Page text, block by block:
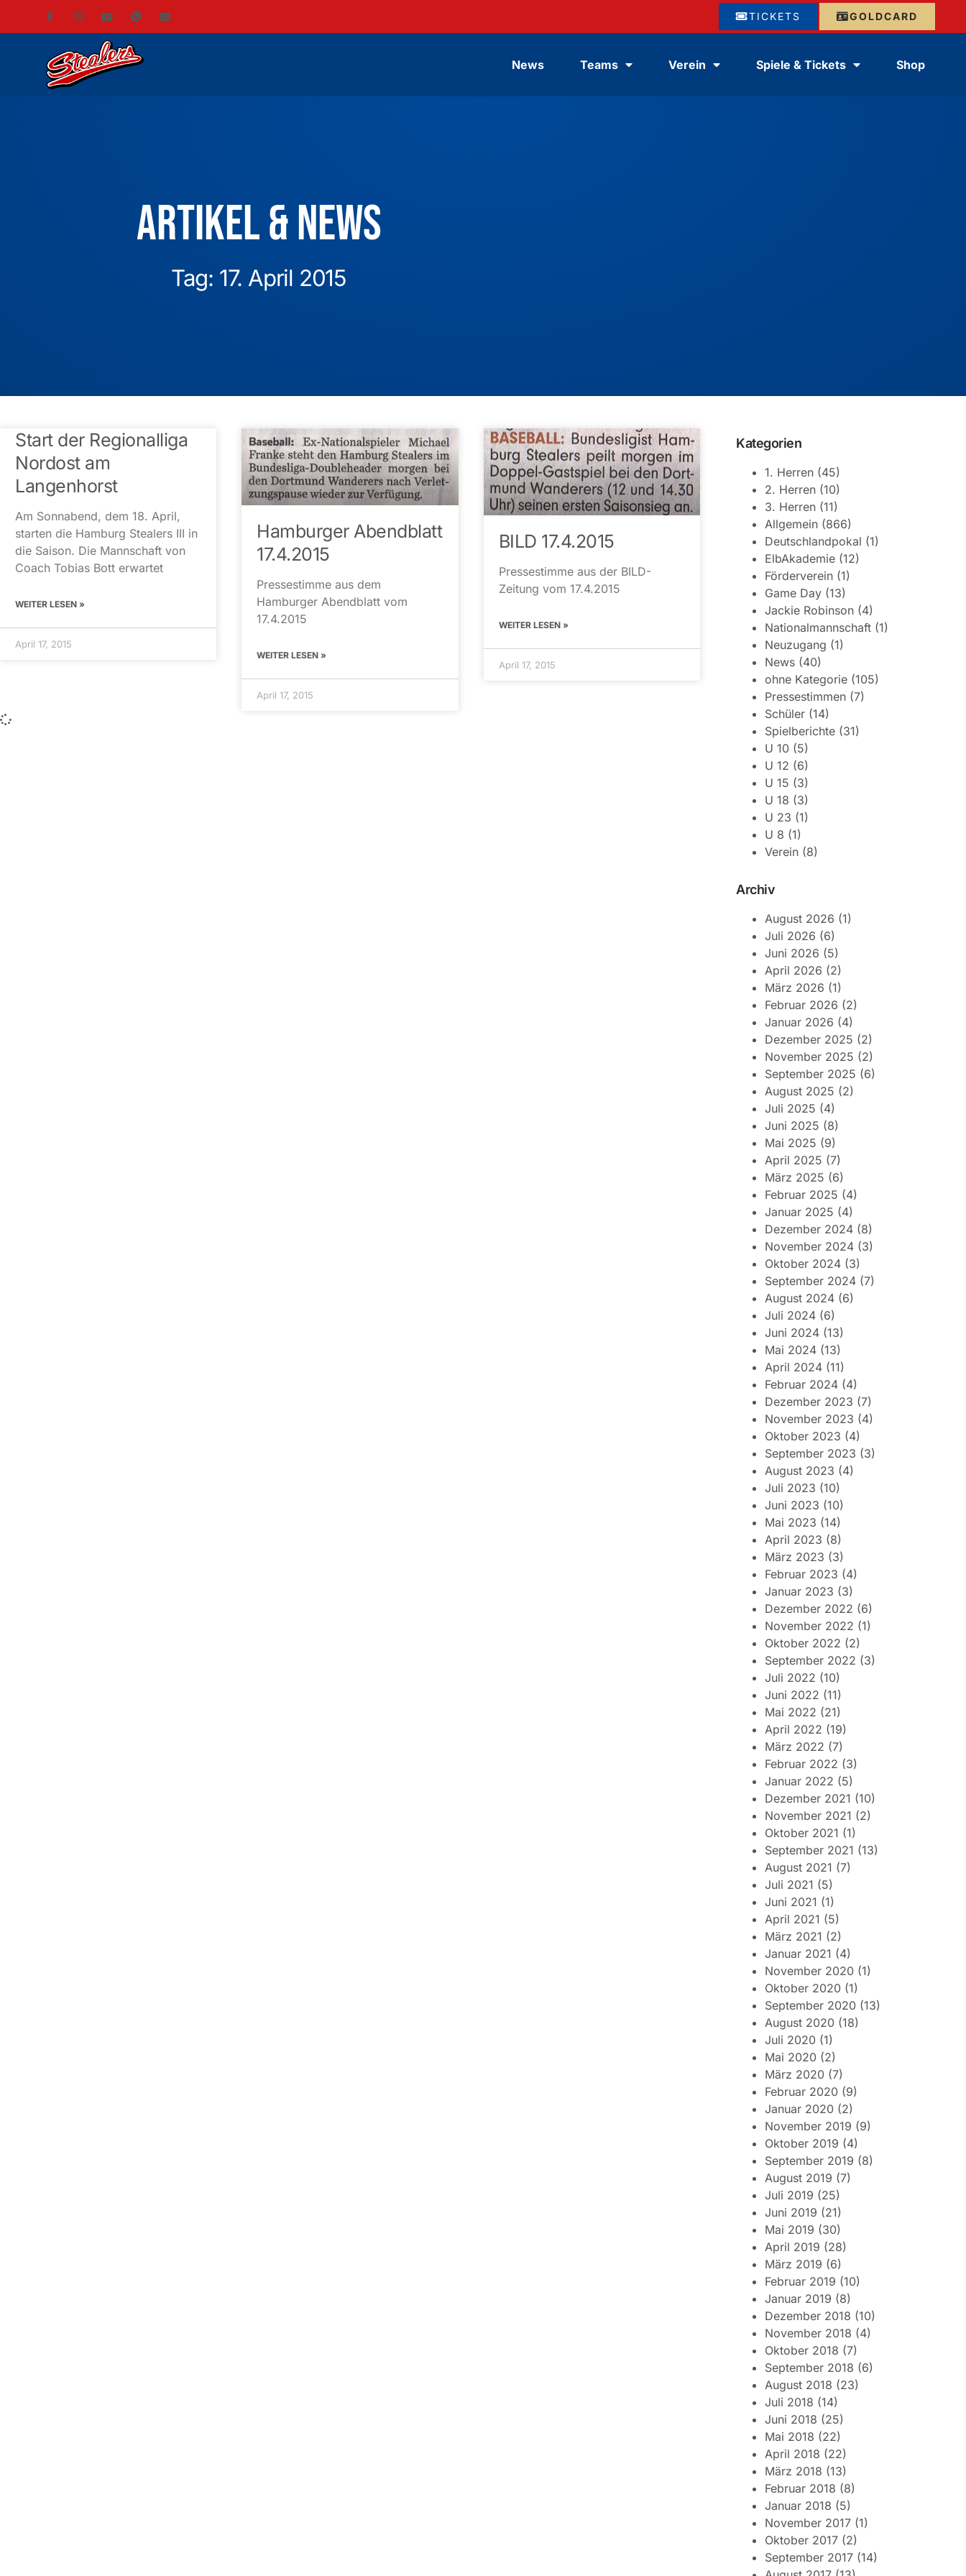
GOLDCARD
TICKETS
News Teams Verein Spiele & Tickets Shop
Artikel & News
Tag: 17. April 2015
Start der Regionalliga
Nordost am
Langenhorst
Am Sonnabend, dem 18. April,
starten die Hamburg Stealers III in
die Saison. Die Mannschaft von
Coach Tobias Bott erwartet
WEITER LESEN »
April 17, 2015
Hamburger Abendblatt
17.4.2015
Pressestimme aus dem
Hamburger Abendblatt vom
17.4.2015
WEITER LESEN »
April 17, 2015
BILD 17.4.2015
Pressestimme aus der BILD-
Zeitung vom 17.4.2015
WEITER LESEN »
April 17, 2015
Kategorien
1. Herren (45)
2. Herren (10)
3. Herren (11)
Allgemein (866)
Deutschlandpokal (1)
ElbAkademie (12)
Förderverein (1)
Game Day (13)
Jackie Robinson (4)
Nationalmannschaft (1)
Neuzugang (1)
News (40)
ohne Kategorie (105)
Pressestimmen (7)
Schüler (14)
Spielberichte (31)
U 10 (5)
U 12 (6)
U 15 (3)
U 18 (3)
U 23 (1)
U 8 (1)
Verein (8)
Archiv
August 2026 (1)
Juli 2026 (6)
Juni 2026 (5)
April 2026 (2)
März 2026 (1)
Februar 2026 (2)
Januar 2026 (4)
Dezember 2025 (2)
November 2025 (2)
September 2025 (6)
August 2025 (2)
Juli 2025 (4)
Juni 2025 (8)
Mai 2025 (9)
April 2025 (7)
März 2025 (6)
Februar 2025 (4)
Januar 2025 (4)
Dezember 2024 (8)
November 2024 (3)
Oktober 2024 (3)
September 2024 (7)
August 2024 (6)
Juli 2024 (6)
Juni 2024 (13)
Mai 2024 (13)
April 2024 (11)
Februar 2024 (4)
Dezember 2023 (7)
November 2023 (4)
Oktober 2023 (4)
September 2023 (3)
August 2023 (4)
Juli 2023 (10)
Juni 2023 (10)
Mai 2023 (14)
April 2023 (8)
März 2023 (3)
Februar 2023 (4)
Januar 2023 (3)
Dezember 2022 (6)
November 2022 (1)
Oktober 2022 (2)
September 2022 (3)
Juli 2022 (10)
Juni 2022 (11)
Mai 2022 (21)
April 2022 (19)
März 2022 (7)
Februar 2022 (3)
Januar 2022 (5)
Dezember 2021 (10)
November 2021 (2)
Oktober 2021 (1)
September 2021 (13)
August 2021 (7)
Juli 2021 (5)
Juni 2021 (1)
April 2021 (5)
März 2021 (2)
Januar 2021 (4)
November 2020 (1)
Oktober 2020 (1)
September 2020 (13)
August 2020 (18)
Juli 2020 (1)
Mai 2020 (2)
März 2020 (7)
Februar 2020 (9)
Januar 2020 (2)
November 2019 (9)
Oktober 2019 (4)
September 2019 (8)
August 2019 (7)
Juli 2019 (25)
Juni 2019 (21)
Mai 2019 (30)
April 2019 (28)
März 2019 (6)
Februar 2019 (10)
Januar 2019 (8)
Dezember 2018 (10)
November 2018 (4)
Oktober 2018 (7)
September 2018 (6)
August 2018 (23)
Juli 2018 (14)
Juni 2018 (25)
Mai 2018 (22)
April 2018 (22)
März 2018 (13)
Februar 2018 (8)
Januar 2018 (5)
November 2017 (1)
Oktober 2017 (2)
September 2017 (14)